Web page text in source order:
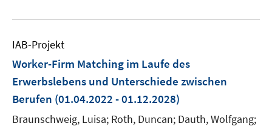
IAB-Projekt
Worker-Firm Matching im Laufe des
Erwerbslebens und Unterschiede zwischen
Berufen (01.04.2022 - 01.12.2028)
Braunschweig, Luisa; Roth, Duncan; Dauth, Wolfgang;